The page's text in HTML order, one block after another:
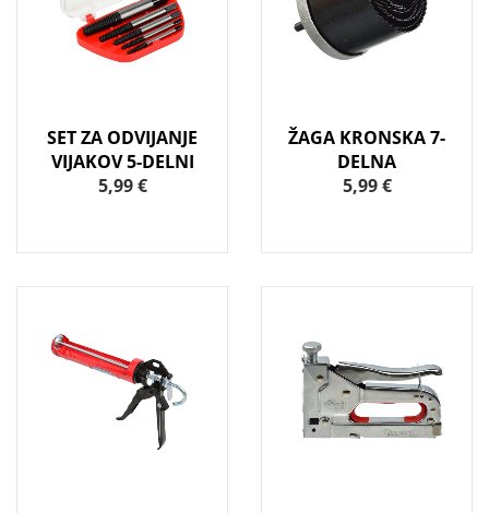
SET ZA ODVIJANJE
VIJAKOV 5-DELNI
5,99 €
ŽAGA KRONSKA 7-
DELNA
5,99 €